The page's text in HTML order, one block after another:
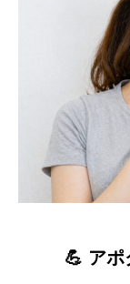
💪 アポ